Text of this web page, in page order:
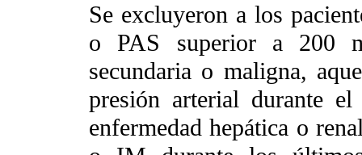
Se excluyeron a los
o PAS superior a 200
secundaria o maligna,
presión arterial durante
enfermedad hepática o